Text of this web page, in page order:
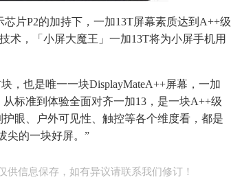
片P2的加持下，一加13T屏幕素质达到A++级
术，「小屏大魔王」一加13T将为小屏手机用
，也是唯一一块DisplayMateA++屏幕，一加
标准到体验全面对齐一加13，是一块A++级
眼、户外可见性、触控等各个维度看，都是
尖的一块好屏。”
信息保存，如有异议请联系我们修订！